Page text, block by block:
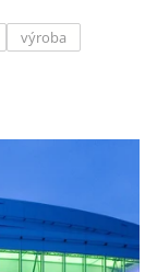
výroba